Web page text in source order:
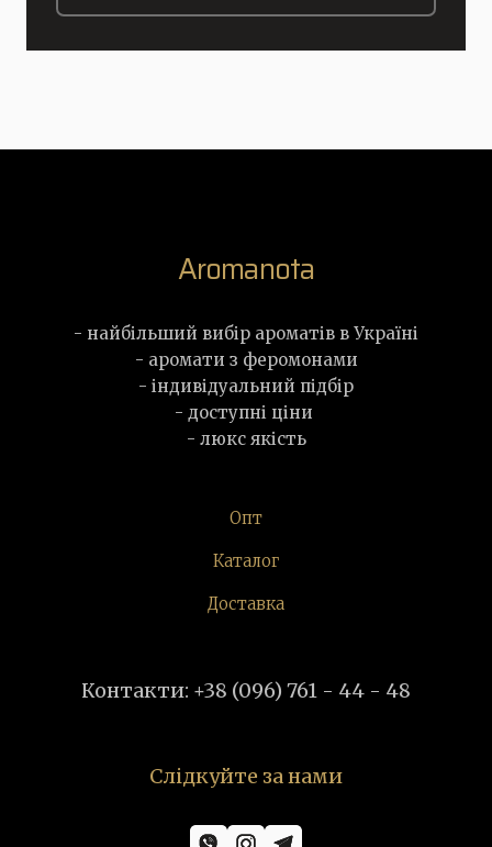
Aromanota
- найбільший вибір ароматів в Україні
- аромати з феромонами
- індивідуальний підбір
- доступні ціни
- люкс якість
Опт
Каталог
Доставка
Контакти: +38 (096) 761 - 44 - 48
Слідкуйте за нами